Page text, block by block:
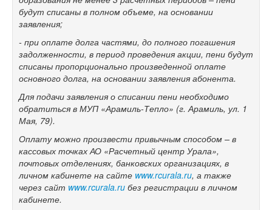
будут списаны в полном объеме, на основании
заявления;
- при оплате долга частями, до полного погашения
задолженности, в период проведения акции, пени будут
списаны пропорционально произведенной оплате
основного долга, на основании заявления абонента.
Для подачи заявления о списании пени необходимо
обратиться в МУП «Арамиль-Тепло» (г. Арамиль, ул. 1
Мая, 79).
Оплату можно произвести привычным способом – в
кассовых точках АО «Расчетный центр Урала»,
почтовых отделениях, банковских организациях, в
личном кабинете на сайте www.rcurala.ru, а также
через сайт www.rcurala.ru без регистрации в личном
кабинете.